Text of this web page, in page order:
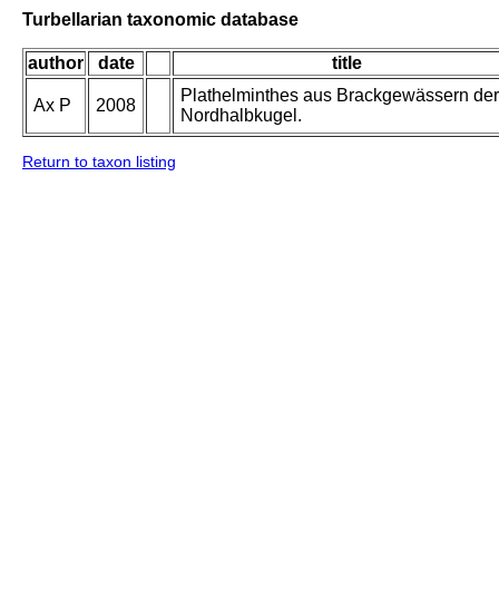
Turbellarian taxonomic database
author date title
Ax P 2008
Plathelminthes aus Brackgewässern der
Nordhalbkugel.
Return to taxon listing